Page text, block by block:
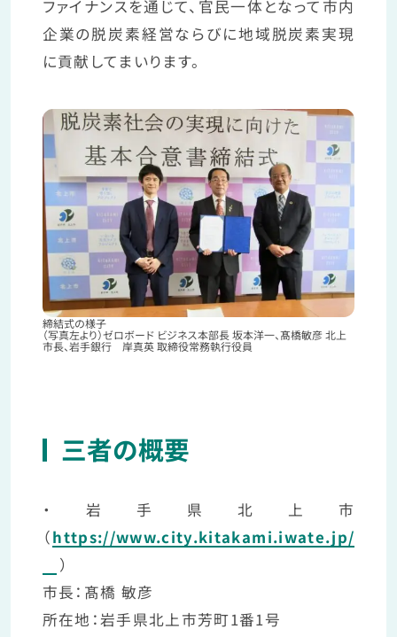
ファイナンスを通じて、官民一体となって市内
企業の脱炭素経営ならびに地域脱炭素実現
に貢献してまいります。
締結式の様子
（写真左より）ゼロボード ビジネス本部長 坂本洋一、髙橋敏彦 北上
市長、岩手銀行 岸真英 取締役常務執行役員
三者の概要
・岩手県北上市
（https://www.city.kitakami.iwate.jp/
）
市長：髙橋 敏彦
所在地：岩手県北上市芳町1番1号